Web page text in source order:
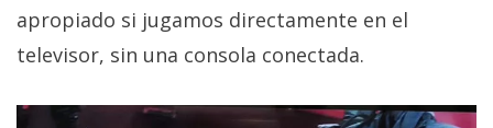
apropiado si jugamos directamente en el
televisor, sin una consola conectada.